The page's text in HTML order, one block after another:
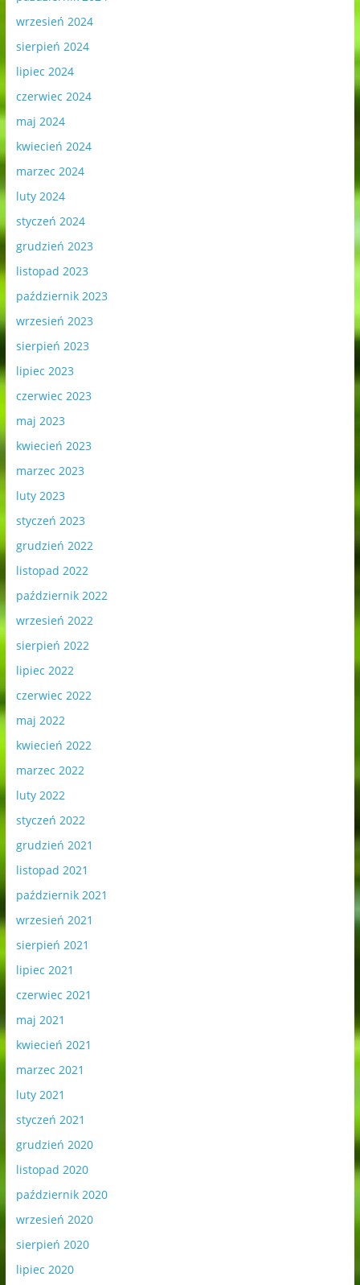
wrzesień 2024
sierpień 2024
lipiec 2024
czerwiec 2024
maj 2024
kwiecień 2024
marzec 2024
luty 2024
styczeń 2024
grudzień 2023
listopad 2023
październik 2023
wrzesień 2023
sierpień 2023
lipiec 2023
czerwiec 2023
maj 2023
kwiecień 2023
marzec 2023
luty 2023
styczeń 2023
grudzień 2022
listopad 2022
październik 2022
wrzesień 2022
sierpień 2022
lipiec 2022
czerwiec 2022
maj 2022
kwiecień 2022
marzec 2022
luty 2022
styczeń 2022
grudzień 2021
listopad 2021
październik 2021
wrzesień 2021
sierpień 2021
lipiec 2021
czerwiec 2021
maj 2021
kwiecień 2021
marzec 2021
luty 2021
styczeń 2021
grudzień 2020
listopad 2020
październik 2020
wrzesień 2020
sierpień 2020
lipiec 2020